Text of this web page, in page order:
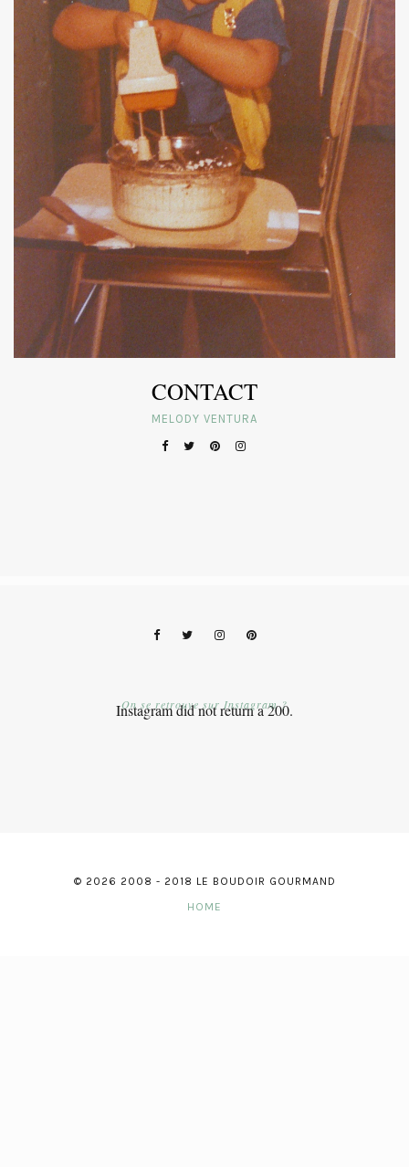
CONTACT
MELODY VENTURA
Instagram did not return a 200.
On se retrouve sur Instagram ?
© 2026 2008 - 2018 LE BOUDOIR GOURMAND
HOME